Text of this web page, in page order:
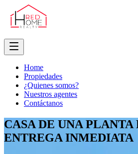
Home
Propiedades
¿Quienes somos?
Nuestros agentes
Contáctanos
CASA DE UNA
ENTREGA INMEDIATA